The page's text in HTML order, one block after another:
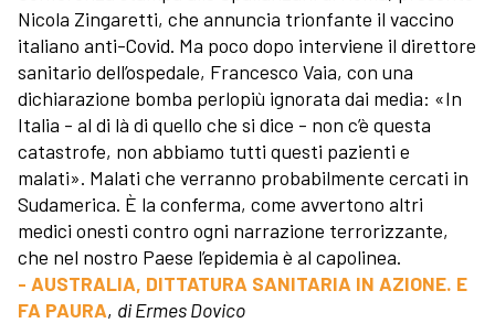
Nicola Zingaretti, che annuncia trionfante il vaccino
italiano anti-Covid. Ma poco dopo interviene il direttore
sanitario dell’ospedale, Francesco Vaia, con una
dichiarazione bomba perlopiù ignorata dai media: «In
Italia - al di là di quello che si dice - non c’è questa
catastrofe, non abbiamo tutti questi pazienti e
malati». Malati che verranno probabilmente cercati in
Sudamerica. È la conferma, come avvertono altri
medici onesti contro ogni narrazione terrorizzante,
che nel nostro Paese l’epidemia è al capolinea.
- AUSTRALIA, DITTATURA SANITARIA IN AZIONE. E
FA PAURA, di Ermes Dovico